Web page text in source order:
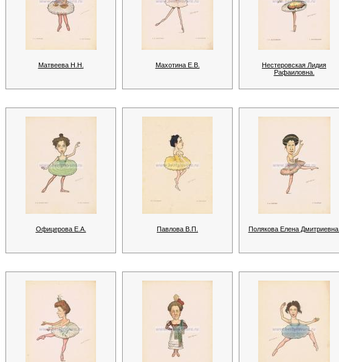
Матвеева Н.Н. Махотина Е.В.
Нестеровская Лидия
Рафаиловна.
Офицерова Е.А. Павлова В.П. Полякова Елена Дмитриевна.